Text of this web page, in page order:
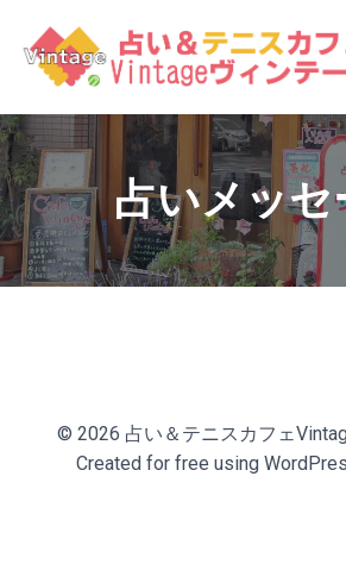
ン
テ
ツ
へ
ス
キ
ッ
プ
占いメッセ
© 2026 占い＆テニスカフェ
Created for free using